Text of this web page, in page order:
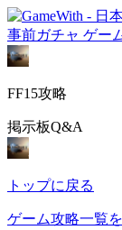
事前ガチャ ゲー
FF15攻略
掲示板Q&A
トップに戻る
ゲーム攻略一覧